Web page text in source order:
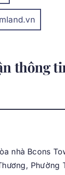
thông
nhà Bcons
Phường